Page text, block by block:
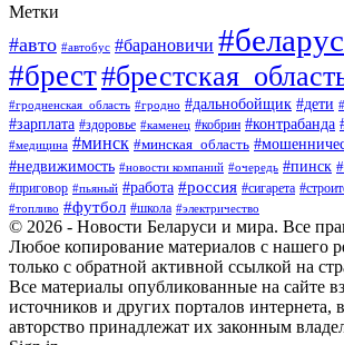
Метки
#авто #автобус #барановичи
#брест
#гродненская_область #гродно #дальнобойщик #дети
#зарплата #здоровье #каменец #кобрин #контрабанда
#медицина #минск #минская_область
#недвижимость #новости компаний #очередь #пинск
#приговор #пьяный #работа #россия #сигарета
#топливо #футбол #школа #электричество
© 2026 - Новости Беларуси и мира. Все
Любое копирование материалов с нашего
только с обратной активной ссылкой на
Все материалы опубликованные на сайте
источников и других порталов интернета,
авторство принадлежат их законным